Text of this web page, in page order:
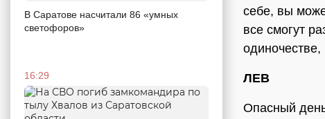
В Саратове насчитали 86 «умных
светофоров»
16:29
себе, вы
все смогут
одиночестве,
ЛЕВ
Опасный